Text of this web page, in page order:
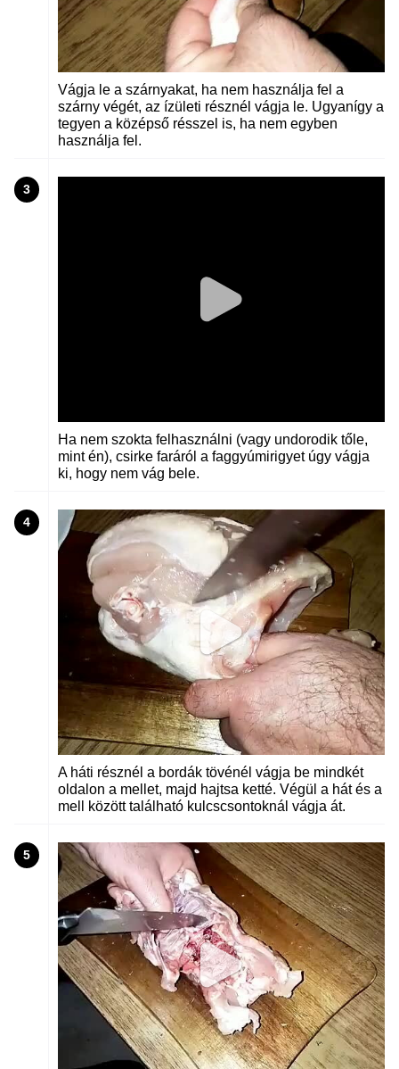
Vágja le a szárnyakat, ha nem használja fel a
szárny végét, az ízületi résznél vágja le. Ugyanígy a
tegyen a középső résszel is, ha nem egyben
használja fel.
3
Ha nem szokta felhasználni (vagy undorodik tőle,
mint én), csirke faráról a faggyúmirigyet úgy vágja
ki, hogy nem vág bele.
4
A háti résznél a bordák tövénél vágja be mindkét
oldalon a mellet, majd hajtsa ketté. Végül a hát és a
mell között található kulcscsontoknál vágja át.
5